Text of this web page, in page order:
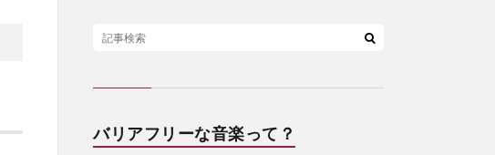
バリアフリーな音楽って？